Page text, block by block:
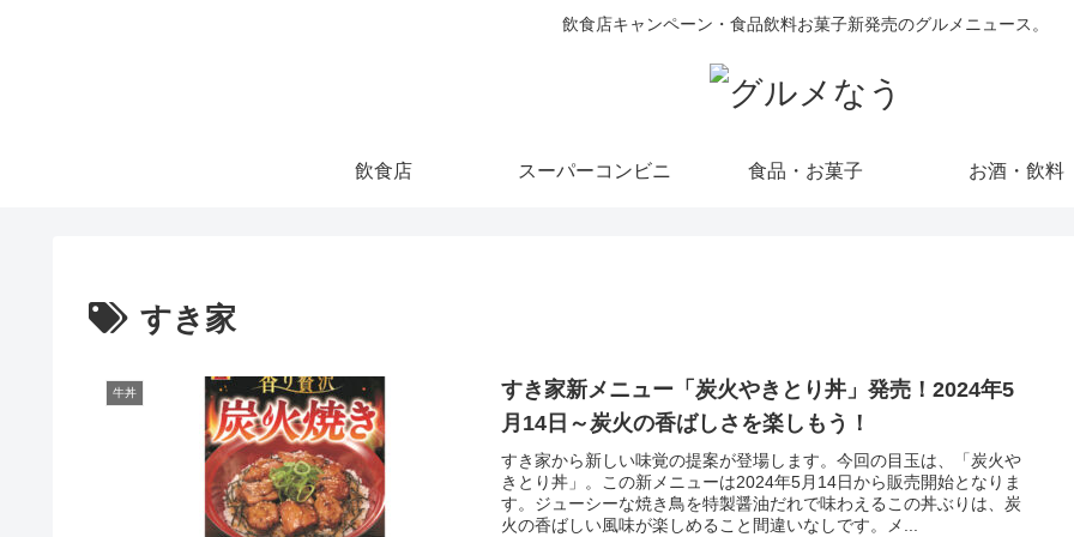
飲食店キャンペーン・食品飲料お菓子新発売のグルメニュース。
飲食店 スーパーコンビニ 食品・お菓子 お酒・飲料
すき家
牛丼
すき家新メニュー「炭火やきとり丼」発売！2024年5
月14日～炭火の香ばしさを楽しもう！
すき家から新しい味覚の提案が登場します。今回の目玉は、「炭火や
きとり丼」。この新メニューは2024年5月14日から販売開始となりま
す。ジューシーな焼き鳥を特製醤油だれで味わえるこの丼ぶりは、炭
火の香ばしい風味が楽しめること間違いなしです。メ...